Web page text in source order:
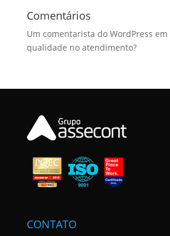
Comentários
Um comentarista do WordPress em
qualidade no atendimento?
CONTATO